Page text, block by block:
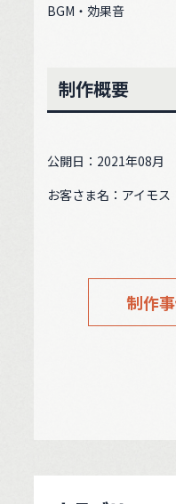
BGM・効果音
制作概要
公開日：2021年08月
お客さま名：アイモス
制作